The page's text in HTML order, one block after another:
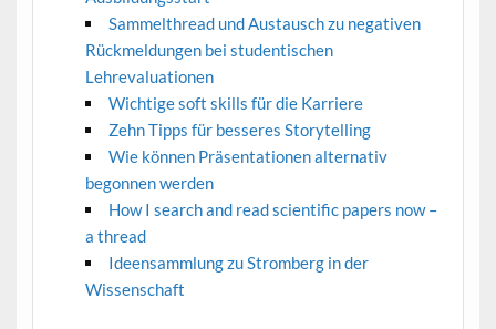
Sammelthread und Austausch zu negativen
Rückmeldungen bei studentischen
Lehrevaluationen
Wichtige soft skills für die Karriere
Zehn Tipps für besseres Storytelling
Wie können Präsentationen alternativ
begonnen werden
How I search and read scientific papers now –
a thread
Ideensammlung zu Stromberg in der
Wissenschaft